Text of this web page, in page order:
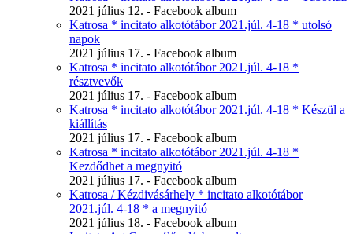
2021 július 12. - Facebook album
Katrosa * incitato alkotótábor 2021.júl. 4-18 * utolsó
napok
2021 július 17. - Facebook album
Katrosa * incitato alkotótábor 2021.júl. 4-18 *
résztvevők
2021 július 17. - Facebook album
Katrosa * incitato alkotótábor 2021.júl. 4-18 * Készül a
kiállítás
2021 július 17. - Facebook album
Katrosa * incitato alkotótábor 2021.júl. 4-18 *
Kezdődhet a megnyitó
2021 július 17. - Facebook album
Katrosa / Kézdivásárhely * incitato alkotótábor
2021.júl. 4-18 * a megnyitó
2021 július 18. - Facebook album